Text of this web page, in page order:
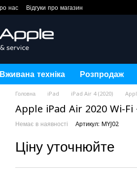
нас Відгуки про магазин
Вживана техніка Розпродаж
Головна iPad iPad Air 4 (2020)
Apple iPad Air 2020 Wi-Fi
Немає в наявності Артикул: MYJ02
Ціну уточнюйте